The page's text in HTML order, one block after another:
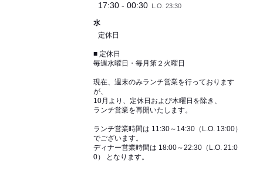
17:30 - 00:30 L.O. 23:30
水
定休日
■ 定休日
毎週水曜日・毎月第２火曜日
現在、週末のみランチ営業を行っております
が、
10月より、定休日および木曜日を除き、
ランチ営業を再開いたします。
ランチ営業時間は 11:30～14:30（L.O. 13:00）
でございます。
ディナー営業時間は 18:00～22:30（L.O. 21:0
0） となります。